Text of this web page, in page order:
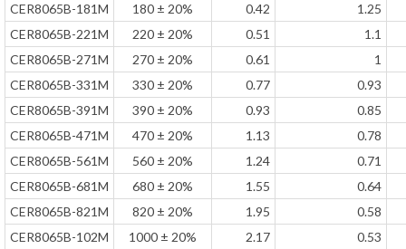
CER8065B-181M
180 ± 20% 0.42
1.25
CER8065B-221M
220 ± 20% 0.51
1.1
CER8065B-271M
270 ± 20% 0.61
1
CER8065B-331M
330 ± 20% 0.77
0.93
CER8065B-391M
390 ± 20% 0.93
0.85
CER8065B-471M
470 ± 20% 1.13
0.78
CER8065B-561M
560 ± 20% 1.24
0.71
CER8065B-681M
680 ± 20% 1.55
0.64
CER8065B-821M
820 ± 20% 1.95
0.58
CER8065B-102M
1000 ± 20% 2.17 0.53